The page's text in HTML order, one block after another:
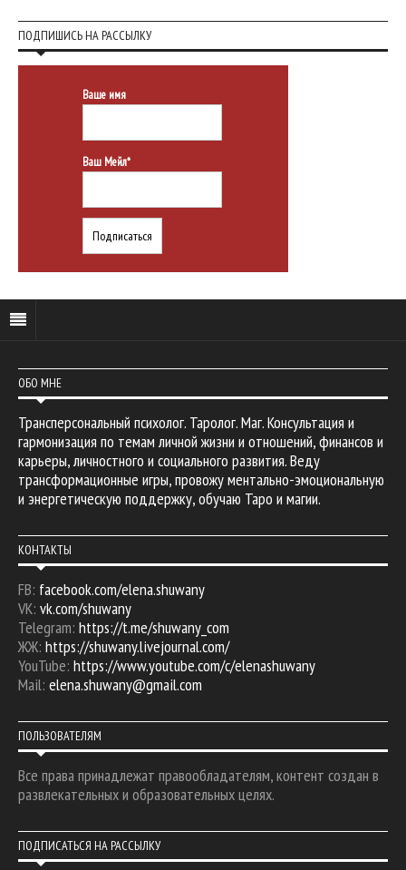
ПОДПИШИСЬ НА РАССЫЛКУ
Ваше имя
Ваш Мейл*
ОБО МНЕ
Трансперсональный психолог. Таролог. Маг. Консультация и
гармонизация по темам личной жизни и отношений, финансов и
карьеры, личностного и социального развития. Веду
трансформационные игры, провожу ментально-эмоциональную
и энергетическую поддержку, обучаю Таро и магии.
КОНТАКТЫ
FB: facebook.com/elena.shuwany
VK: vk.com/shuwany
Telegram: https://t.me/shuwany_com
ЖЖ: https://shuwany.livejournal.com/
YouTube: https://www.youtube.com/c/elenashuwany
Mail: elena.shuwany@gmail.com
ПОЛЬЗОВАТЕЛЯМ
Все права принадлежат правообладателям, контент создан в
развлекательных и образовательных целях.
ПОДПИСАТЬСЯ НА РАССЫЛКУ